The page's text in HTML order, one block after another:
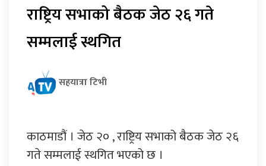
राष्ट्रिय सभाको बैठक जेठ २६ गते
सम्मलाई स्थगित
सहयात्रा टिभी
काठमाडौं । जेठ २० , राष्ट्रिय सभाको बैठक जेठ २६
गते सम्मलाई स्थगित भएको छ ।